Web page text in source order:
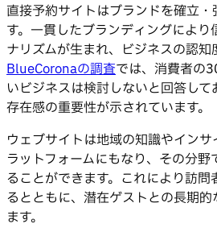
直接予約サイトはブランドを確立
す。一貫したブランディングにより
ナリズムが生まれ、ビジネスの認知
BlueCoronaの調査では、消費者の
いビジネスは検討しないと回答し
存在感の重要性が示されています。
ウェブサイトは地域の知識やイン
ラットフォームにもなり、その分
ることができます。これにより訪
るとともに、潜在ゲストとの長期
ます。